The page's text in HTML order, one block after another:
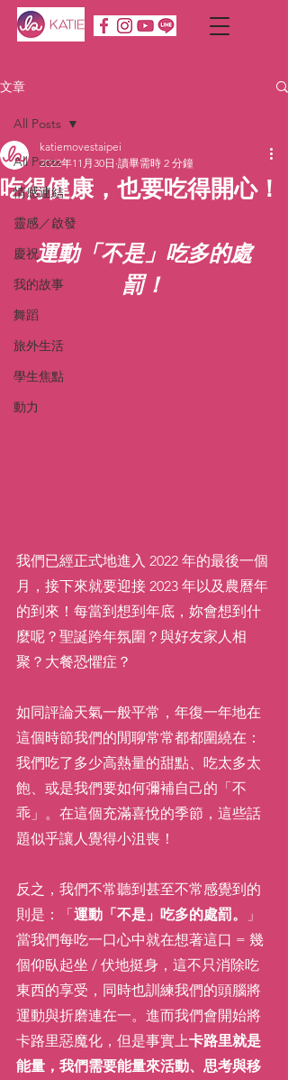
文章
All Posts
情感連結
靈感／啟發
慶祝
我的故事
舞蹈
旅外生活
學生焦點
動力
All Posts
吃得健康，也要吃得開心！
katiemovestaipei
2022年11月30日 讀畢需時 2 分鐘
運動「不是」吃多的處
罰！
我們已經正式地進入 2022 年的最後一個
月，接下來就要迎接 2023 年以及農曆年
的到來！每當到想到年底，妳會想到什
麼呢？聖誕跨年氛圍？與好友家人相
聚？大餐恐懼症？
如同評論天氣一般平常，年復一年地在
這個時節我們的閒聊常常都都圍繞在：
我們吃了多少高熱量的甜點、吃太多太
飽、或是我們要如何彌補自己的「不
乖」。在這個充滿喜悅的季節，這些話
題似乎讓人覺得小沮喪！
反之，我們不常聽到甚至不常感覺到的
則是：「 運動「不是」吃多的處罰。
」
當我們每吃一口心中就在想著這口 = 幾
個仰臥起坐 / 伏地挺身，這不只消除吃
東西的享受，同時也訓練我們的頭腦將
運動與折磨連在一。進而我們會開始將
卡路里惡魔化，但是事實上卡路里就是
能量，我們需要能量來活動、思考與移